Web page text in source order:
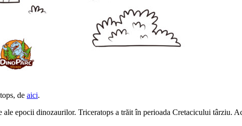
de aici.
epocii dinozaurilor. Triceratops a trăit în perioada Cretacicului târziu.